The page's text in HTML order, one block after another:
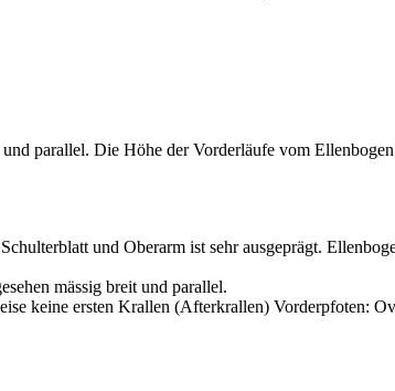
parallel. Die Höhe der Vorderläufe vom
und Oberarm ist sehr ausgeprägt.
mässig breit und parallel.
keine ersten Krallen (Afterkrallen) Vorderpfoten: